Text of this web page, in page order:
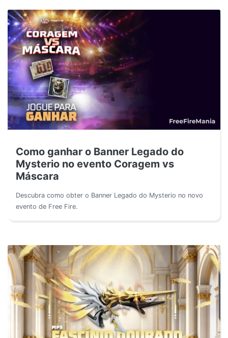
Como ganhar o Banner Legado do
Mysterio no evento Coragem vs
Máscara
Descubra como obter o Banner Legado do Mysterio no novo
evento de Free Fire.